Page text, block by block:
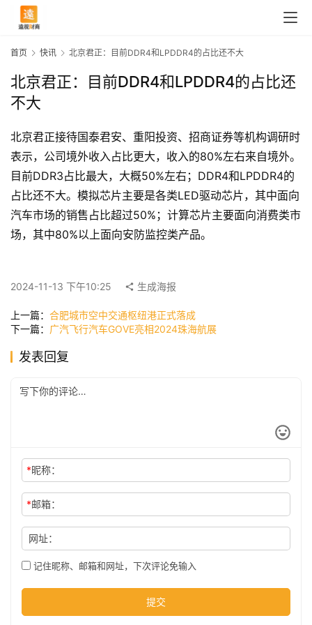
首
页
快
讯
公
尚
技
首页 快讯 北京君正：目前DDR4和LPDDR4的占比还不大
北京君正：目前DDR4和LPDDR4的占比还
不大
北京君正接待国泰君安、重阳投资、招商证券等机构调研时
表示，公司境外收入占比更大，收入的80%左右来自境外。
目前DDR3占比最大，大概50%左右；DDR4和LPDDR4的
占比还不大。模拟芯片主要是各类LED驱动芯片，其中面向
汽车市场的销售占比超过50%；计算芯片主要面向消费类市
场，其中80%以上面向安防监控类产品。
2024-11-13 下午10:25 生成海报
上一篇： 合肥城市空中交通枢纽港正式落成
下一篇： 广汽飞行汽车GOVE亮相2024珠海航展
发表回复
*昵称：
*邮箱：
网址：
记住昵称、邮箱和网址，下次评论免输入
提交